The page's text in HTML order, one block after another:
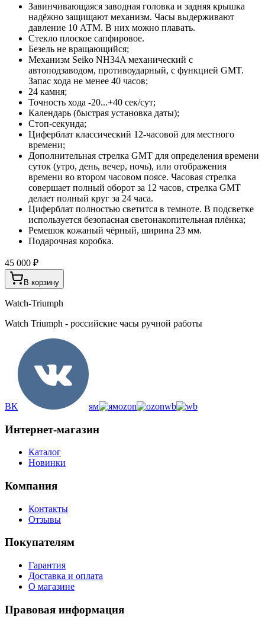
Завинчивающаяся заводная головка и задняя крышка
надёжно защищают механизм. Часы выдерживают
давление 10 АТМ. В них можно плавать.
Стекло плоское сапфировое.
Безель не вращающийся;
Механизм Seiko NH34A механический с
автоподзаводом, противоударный, с функцией GMT.
Запас хода не менее 40 часов;
24 камня;
Точность хода -20...+40 сек/сут;
Календарь (быстрая установка даты);
Стоп-секунда;
Циферблат классический 12-часовой для местного
времени;
Дополнительная стрелка GMT для определения времени
суток (утро, день, вечер, ночь), или отображения
времени во втором часовом поясе. Часовая стрелка
совершает полный оборот за 12 часов, стрелка GMT
делает полный круг за 24 часа.
Циферблат полностью светится в темноте. В подсветке
используется безопасная светонакопительная плёнка;
Ремешок кожаный чёрный, ширина 23 мм.
Подарочная коробка.
45 000 ₽
В корзину
Watch-Triumph
Watch Triumph - российские часы ручной работы
ВК ям ozon wb
Интернет-магазин
Каталог
Новинки
Компания
Контакты
Отзывы
Покупателям
Гарантия
Доставка и оплата
О магазине
Правовая информация